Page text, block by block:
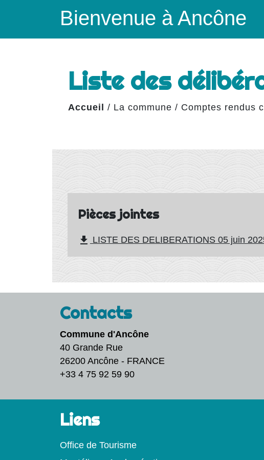
Bienvenue à Ancône
Liste des
Accueil / La commune / Comptes rendus
Pièces jointes
file_download LISTE DES DELIBERATIONS 05 juin
Contacts
Commune d'Ancône
40 Grande Rue
26200 Ancône - FRANCE
+33 4 75 92 59 90
Liens
Office de Tourisme